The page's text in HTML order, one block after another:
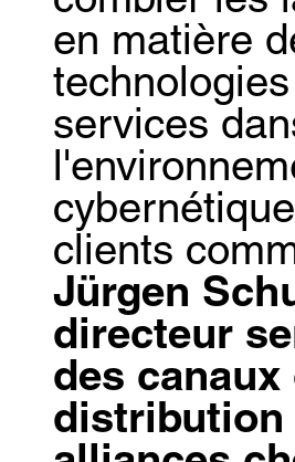
en matière
services
clients
Jürgen
directeur
des canaux
distribution